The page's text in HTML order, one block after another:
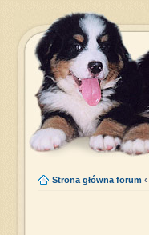
Strona główna forum ‹